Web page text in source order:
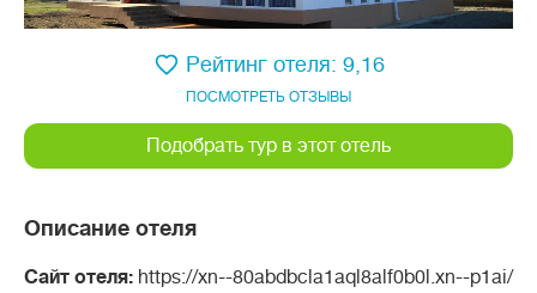
Описание отеля
Сайт отеля: https://xn--80abdbcla1aql8alf0b0l.xn--p1ai/
ПОСМОТРЕТЬ ОТЗЫВЫ
Рейтинг отеля: 9,16
Подобрать тур в этот отель